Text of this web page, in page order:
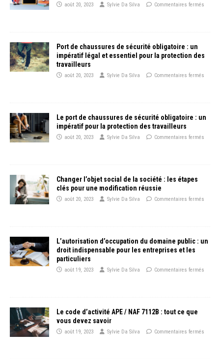
août 20, 2023 Sylvie Da Silva Commentaires fermés
Port de chaussures de sécurité obligatoire : un
impératif légal et essentiel pour la protection des
travailleurs
août 20, 2023 Sylvie Da Silva Commentaires fermés
Le port de chaussures de sécurité obligatoire : un
impératif pour la protection des travailleurs
août 20, 2023 Sylvie Da Silva Commentaires fermés
Changer l’objet social de la société : les étapes
clés pour une modification réussie
août 20, 2023 Sylvie Da Silva Commentaires fermés
L’autorisation d’occupation du domaine public : un
droit indispensable pour les entreprises et les
particuliers
août 19, 2023 Sylvie Da Silva Commentaires fermés
Le code d’activité APE / NAF 7112B : tout ce que
vous devez savoir
août 19, 2023 Sylvie Da Silva Commentaires fermés